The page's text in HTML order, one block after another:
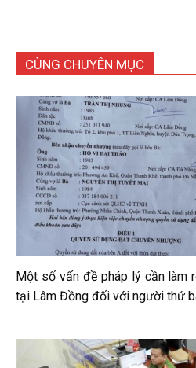
CÙNG CHUYÊN MỤC
Một số vấn đề pháp lý cần làm
tại Lâm Đồng đối với người thứ